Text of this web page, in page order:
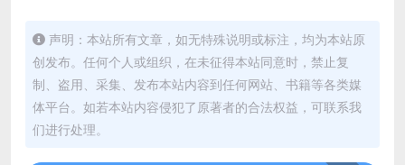
声明：本站所有文章，如无特殊说明或标注，均为本站原
创发布。任何个人或组织，在未征得本站同意时，禁止复
制、盗用、采集、发布本站内容到任何网站、书籍等各类媒
体平台。如若本站内容侵犯了原著者的合法权益，可联系我
们进行处理。